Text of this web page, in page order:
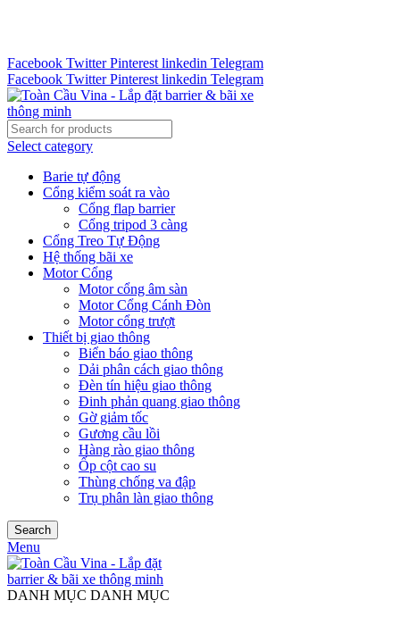
Facebook Twitter Pinterest linkedin Telegram
Facebook Twitter Pinterest linkedin Telegram
Select category
Barie tự động
Cổng kiểm soát ra vào
Cổng flap barrier
Cổng tripod 3 càng
Cổng Treo Tự Động
Hệ thống bãi xe
Motor Cổng
Motor cổng âm sàn
Motor Cổng Cánh Đòn
Motor cổng trượt
Thiết bị giao thông
Biển báo giao thông
Dải phân cách giao thông
Đèn tín hiệu giao thông
Đinh phản quang giao thông
Gờ giảm tốc
Gương cầu lồi
Hàng rào giao thông
Ốp cột cao su
Thùng chống va đập
Trụ phân làn giao thông
Search
Menu
DANH MỤC DANH MỤC